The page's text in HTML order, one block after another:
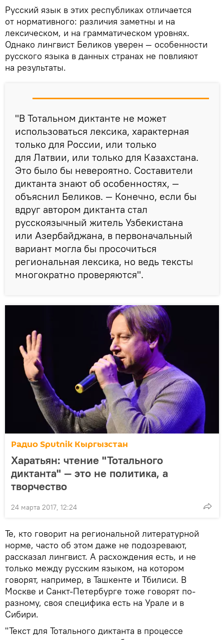
Русский язык в этих республиках отличается
от нормативного: различия заметны и на
лексическом, и на грамматическом уровнях.
Однако лингвист Беликов уверен — особенности
русского языка в данных странах не повлияют
на результаты.
"В Тотальном диктанте не может
использоваться лексика, характерная
только для России, или только
для Латвии, или только для Казахстана.
Это было бы невероятно. Составители
диктанта знают об особенностях, —
объяснил Беликов. — Конечно, если бы
вдруг автором диктанта стал
русскоязычный житель Узбекистана
или Азербайджана, в первоначальный
вариант могла бы просочиться
региональная лексика, но ведь тексты
многократно проверяются".
Радио Sputnik Кыргызстан
Харатьян: чтение "Тотального
диктанта" — это не политика, а
творчество
24 марта 2017, 12:24
Те, кто говорит на региональной литературной
норме, часто об этом даже не подозревают,
рассказал лингвист. А расхождения есть, и не
только между русским языком, на котором
говорят, например, в Ташкенте и Тбилиси. В
Москве и Санкт-Петербурге тоже говорят по-
разному, своя специфика есть на Урале и в
Сибири.
"Текст для Тотального диктанта в процессе